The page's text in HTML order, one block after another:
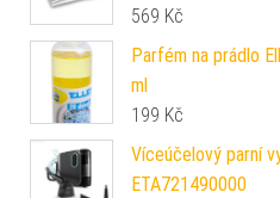
569 Kč
Parfém na prádlo
ml
199 Kč
Víceúčelový parní
ETA721490000